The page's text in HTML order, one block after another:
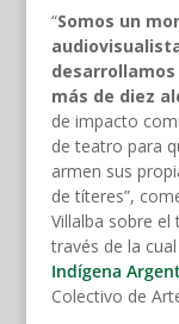
“Somos un
más de diez
de impacto
de teatro para
armen sus
de títeres”,
Villalba sobre
través de la
Indígena
Colectivo de